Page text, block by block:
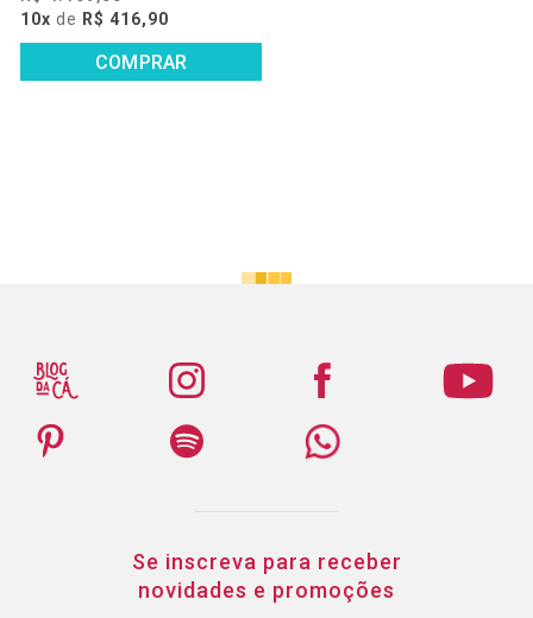
10x de R$ 416,90
COMPRAR
Se inscreva para receber
novidades e promoções